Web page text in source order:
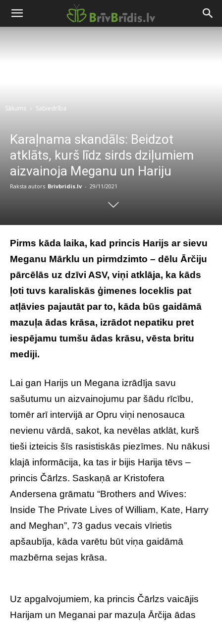
Sākums Sabiedrība
Karaļnama skandāls: Beidzot
atklāts, kurš līdz sirds dziļumiem
aizvainoja Meganu un Hariju
Raksta autors Brivbridis.lv - 29/11/2021
Pirms kāda laika, kad princis Harijs ar sievu
Meganu Mārklu un pirmdzimto – dēlu Ārčiju
pārcēlās uz dzīvi ASV, viņi atklāja, ka kāds
ļoti tuvs karaliskās ģimenes loceklis pat
atļāvies pajautāt par to, kāda būs gaidāmā
mazuļa ādas krāsa, izrādot nepatiku pret
iespējamu tumšu ādas krāsu, vēsta britu
mediji.
Lai gan Harijs un Megana izrādīja savu
sašutumu un aizvainojumu par šādu rīcību,
tomēr arī intervijā ar Opru viņi nenosauca
nevienu vārdā, sakot, ka nevēlas atklāt, kurš
tieši izteicis šīs rasistiskās piezīmes. Nu nākusi
klajā informācija, ka tas ir bijis Harija tēvs –
princis Čārlzs. Saskaņā ar Kristofera
Andersena grāmatu “Brothers and Wives:
Inside The Private Lives of William, Kate, Harry
and Meghan”, 73 gadus vecais vīrietis
apšaubīja, kāda varētu būt viņa gaidāmā
mazbērna sejas krāsa.
Uz apgalvojumiem, ka princis Čārlzs vaicājis
Harijam un Meganai par mazuļa Ārčija ādas